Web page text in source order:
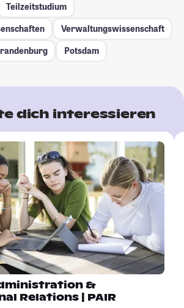
Teilzeitstudium
Verwaltungswissenschaft
Potsdam
dich interessieren
&
Relations | PAIR